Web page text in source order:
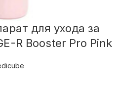
для ухода за
R Booster Pro Pink